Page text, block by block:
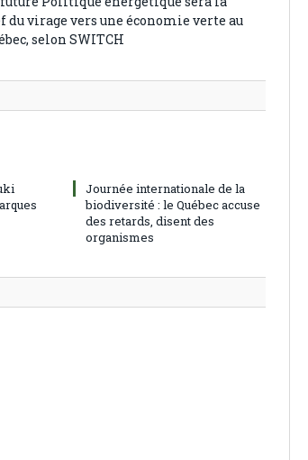
du virage vers une économie verte au
selon SWITCH
Journée internationale de la
biodiversité : le Québec accuse
des retards, disent des
organismes